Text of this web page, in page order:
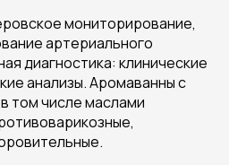
мониторирование,
артериального
диагностика: клинические
анализы. Аромаванны с
том числе маслами